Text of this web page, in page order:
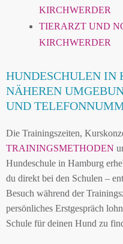
KIRCHWERDER
TIERARZT UND
KIRCHWERDER
HUNDESCHULEN IN
NÄHEREN
UND
Die Trainingszeiten,
TRAININGSMETHODEN
Hundeschule in Hamburg
du direkt bei den Schulen –
Besuch während der
persönliches Erstgespräch
Schule für deinen Hund zu